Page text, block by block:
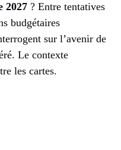
2027 ? Entre tentatives
budgétaires
sur l’avenir de
Le contexte
les cartes.